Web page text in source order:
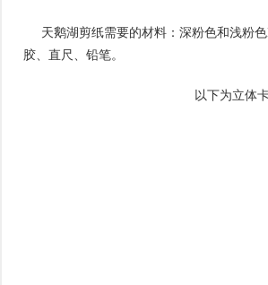
天鹅湖剪纸需要的材料：深粉色和浅粉
胶、直尺、铅笔。
以下为立体